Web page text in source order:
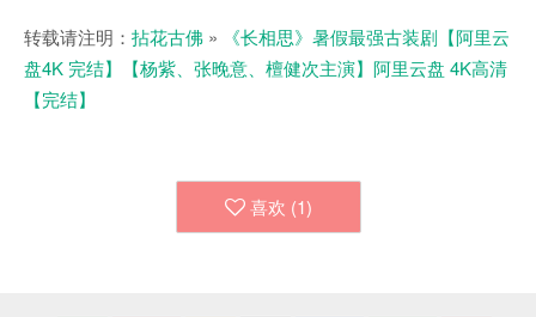
转载请注明： 拈花古佛 »
《长相思》暑假最强古装剧【阿里云
盘4K 完结】【杨紫、张晚意、檀健次主演】阿里云盘 4K高清
【完结】
喜欢 (1)